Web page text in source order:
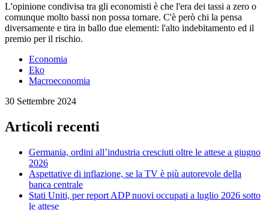
L'opinione condivisa tra gli economisti è che l'era dei tassi a zero o
comunque molto bassi non possa tornare. C'è però chi la pensa
diversamente e tira in ballo due elementi: l'alto indebitamento ed il
premio per il rischio.
Economia
Eko
Macroeconomia
30 Settembre 2024
Articoli recenti
Germania, ordini all’industria cresciuti oltre le attese a giugno
2026
Aspettative di inflazione, se la TV è più autorevole della
banca centrale
Stati Uniti, per report ADP nuovi occupati a luglio 2026 sotto
le attese